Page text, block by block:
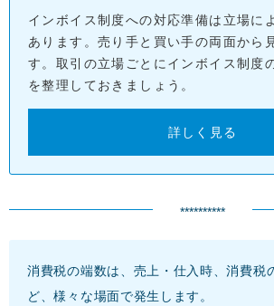
インボイス制度への対応準備は立場に
あります。売り手と買い手の両面から
す。取引の立場ごとにインボイス制度
を整理しておきましょう。
詳しく見る
**********
消費税の端数は、売上・仕入時、消費税
ど、様々な場面で発生します。